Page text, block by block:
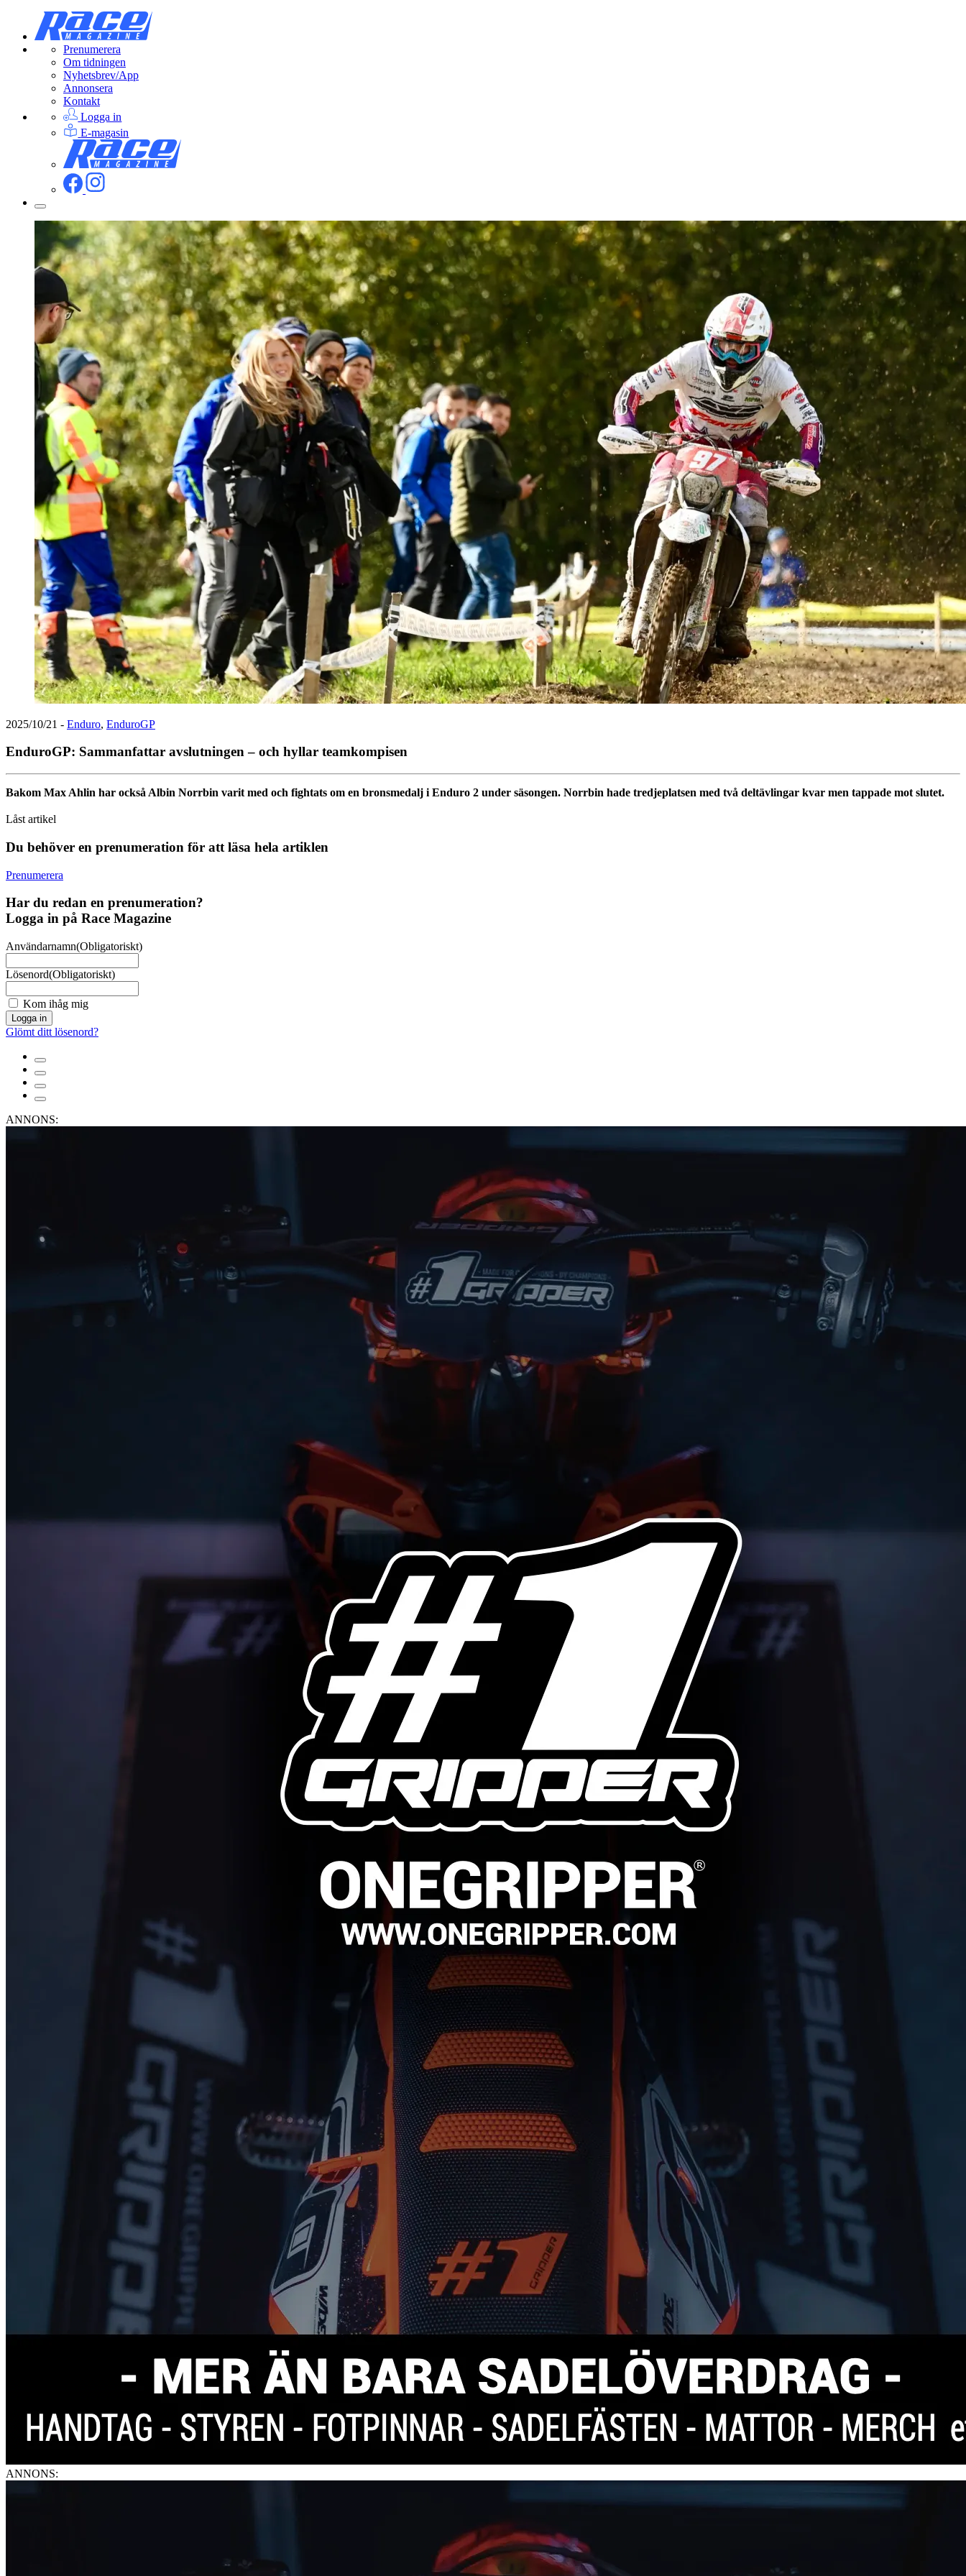
Prenumerera
Om tidningen
Nyhetsbrev/App
Annonsera
Kontakt
Logga in
E-magasin
2025/10/21 - Enduro, EnduroGP
EnduroGP: Sammanfattar avslutningen – och hyllar teamkompisen
Bakom Max Ahlin har också Albin Norrbin varit med och fightats om en bronsmedalj i Enduro 2 under säsongen. Norrbin hade tredjeplatsen med två deltävlingar kvar men tappade mot slutet.
Låst artikel
Du behöver en prenumeration för att läsa hela artiklen
Prenumerera
Har du redan en prenumeration?
Logga in på Race Magazine
Användarnamn(Obligatoriskt)
Lösenord(Obligatoriskt)
Kom ihåg mig
Logga in
Glömt ditt lösenord?
ANNONS:
ANNONS: